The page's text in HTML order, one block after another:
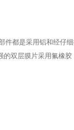
都是采用铝和经仔
双层膜片采用氟橡